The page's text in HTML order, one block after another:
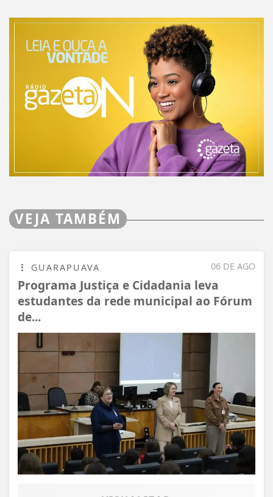
VEJA TAMBÉM
06 DE AGO
GUARAPUAVA
Programa Justiça e Cidadania leva
estudantes da rede municipal ao Fórum
de...